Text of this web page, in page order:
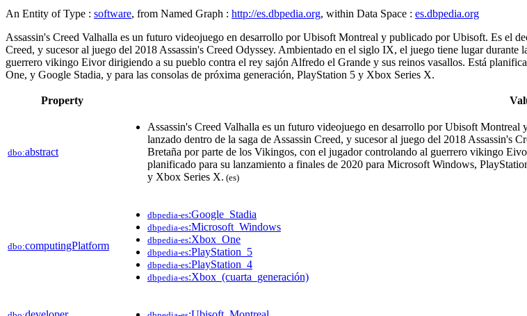
An Entity of Type : software, from Named Graph : http://es.dbpedia.org, within Data Space : es.dbpedia.org
Assassin's Creed Valhalla es un futuro videojuego en desarrollo por Ubisoft Montreal y publicado por Ubisoft. Es el
Creed, y sucesor al juego del 2018 Assassin's Creed Odyssey. Ambientado en el siglo IX, el juego tiene lugar
guerrero vikingo Eivor dirigiendo a su pueblo contra el rey sajón Alfredo el Grande y sus reinos vasallos. Está
One, y Google Stadia, y para las consolas de próxima generación, PlayStation 5 y Xbox Series X.
Property
dbo:abstract
Assassin's Creed Valhalla es un futuro videojuego en desarrollo por Ubisoft
lanzado dentro de la saga de Assassin Creed, y sucesor al juego del 2018
Bretaña por parte de los Vikingos, con el jugador controlando al guerrero vikingo
planificado para su lanzamiento a finales de 2020 para Microsoft Windows,
y Xbox Series X. (es)
dbo:computingPlatform
dbpedia-es:Google_Stadia
dbpedia-es:Microsoft_Windows
dbpedia-es:Xbox_One
dbpedia-es:PlayStation_5
dbpedia-es:PlayStation_4
dbpedia-es:Xbox_(cuarta_generación)